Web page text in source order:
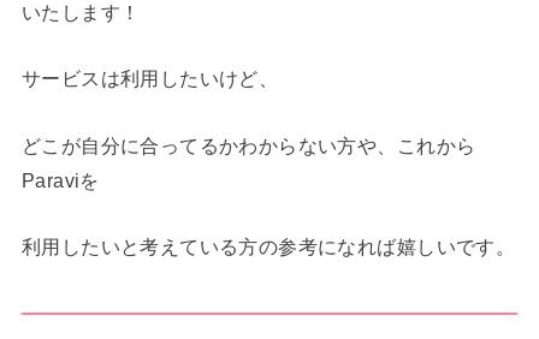
いたします！
サービスは利用したいけど、
どこが自分に合ってるかわからない方や、これから
Paraviを
利用したいと考えている方の参考になれば嬉しいです。